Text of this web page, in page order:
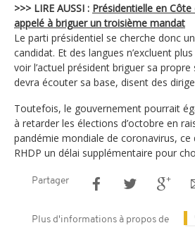
>>> LIRE AUSSI : Présidentielle en Côte
appelé à briguer un troisième mandat
Le parti présidentiel se cherche donc
candidat. Et des langues n’excluent
voir l’actuel président briguer sa propre
devra écouter sa base, disent des
Toutefois, le gouvernement pourrait
à retarder les élections d’octobre en
pandémie mondiale de coronavirus, ce
RHDP un délai supplémentaire pour
Partager
Plus d'informations à propos de